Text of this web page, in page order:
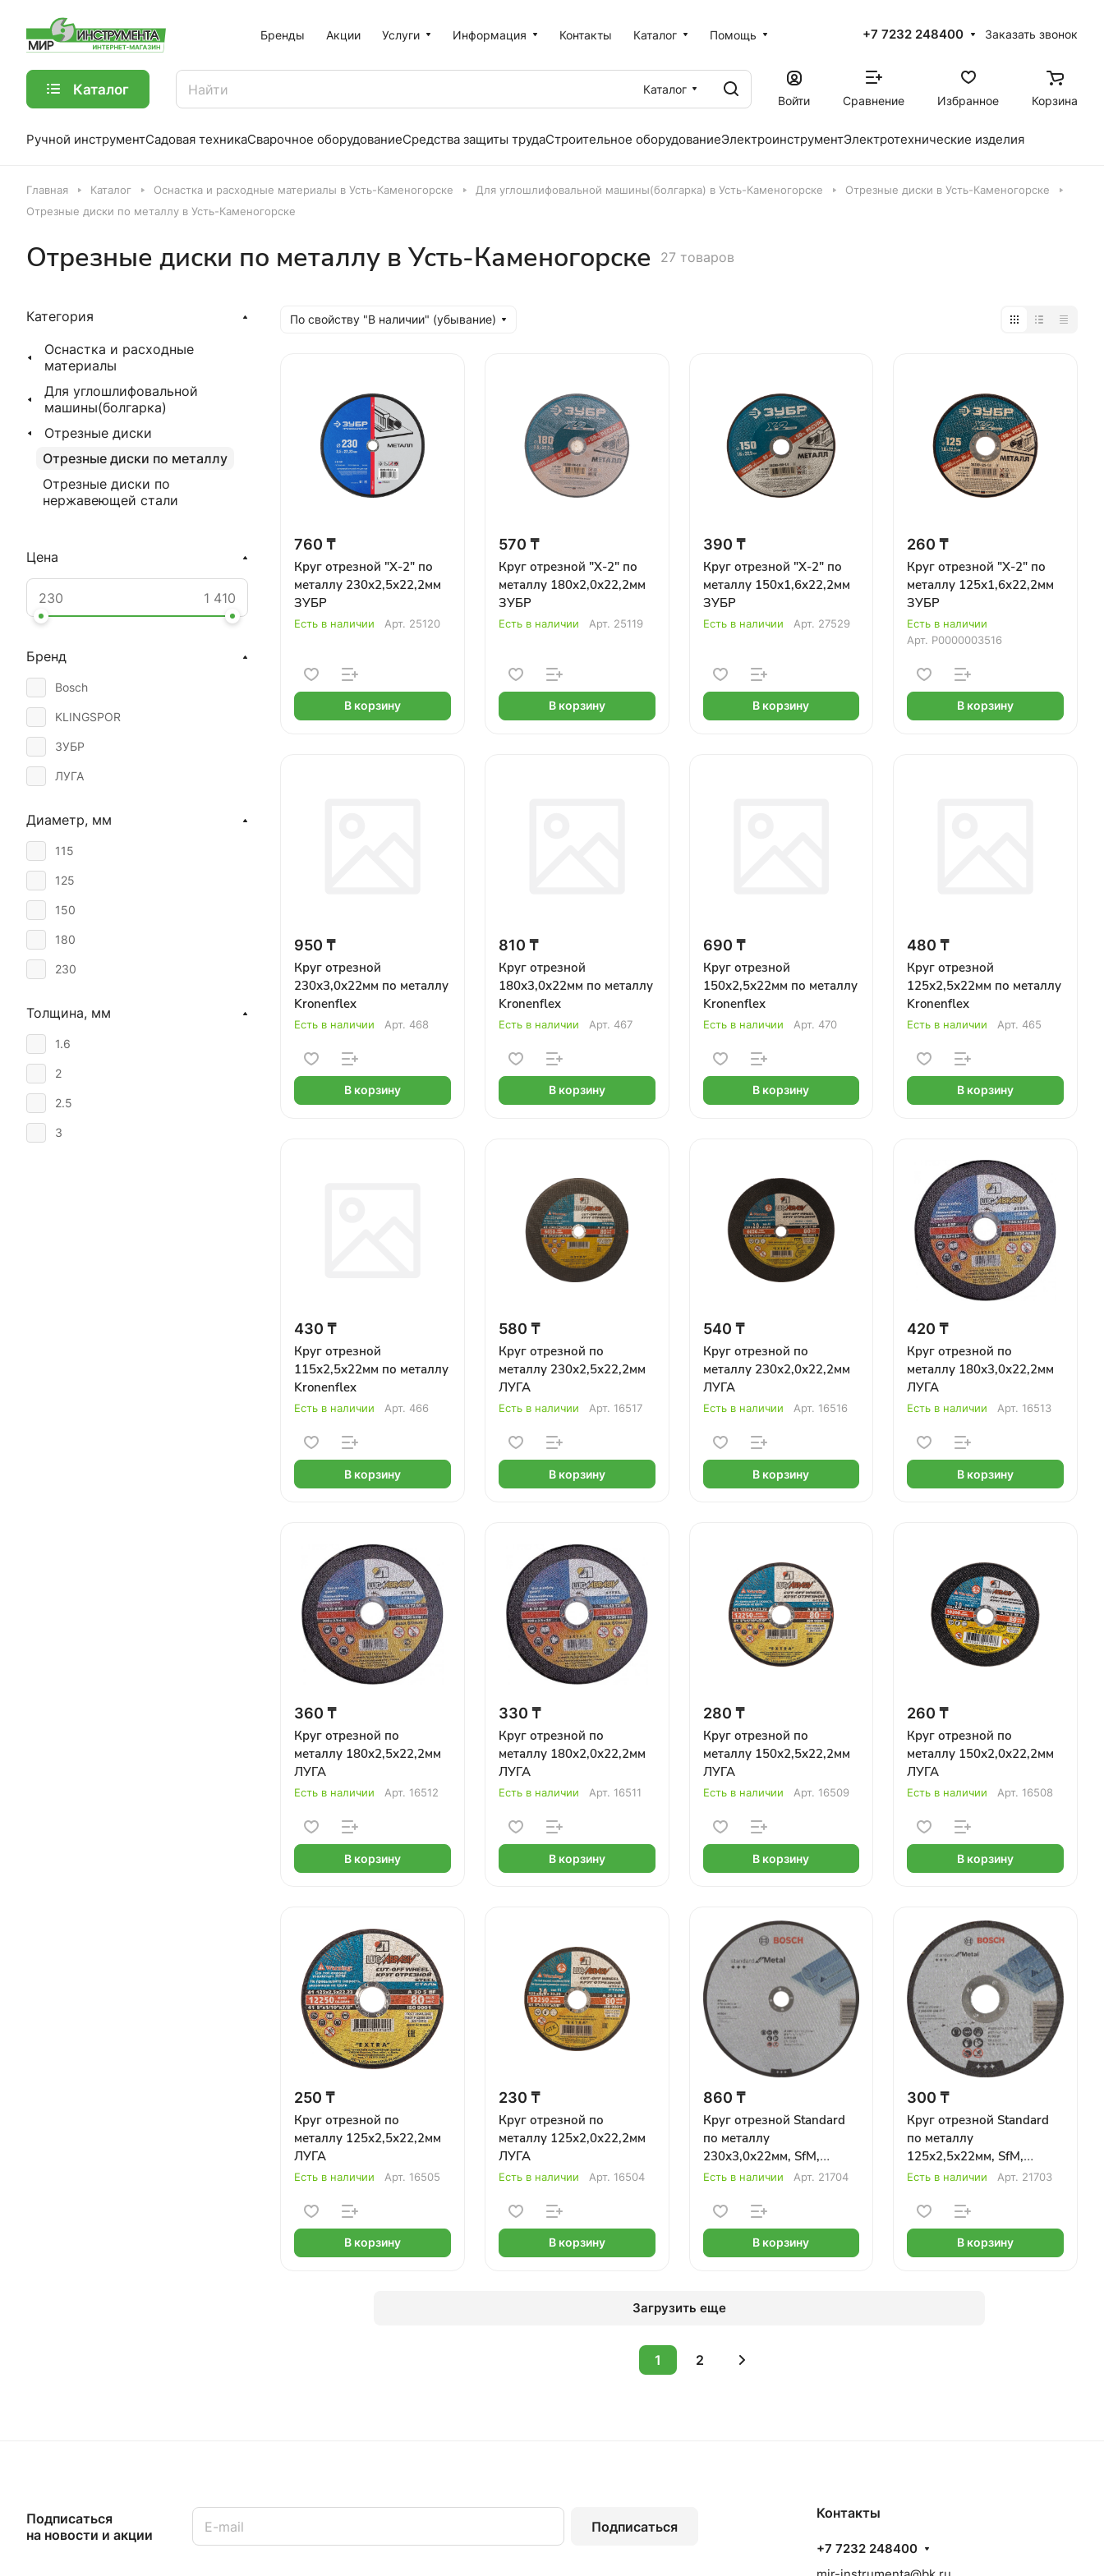
Бренды Акции Услуги Информация Контакты Каталог Помощь +7 7232 248400 Заказать звонок
Каталог
Каталог
Войти
Сравнение Избранное Корзина
Ручной инструментСадовая техникаСварочное оборудованиеСредства защиты трудаСтроительное оборудованиеЭлектроинструментЭлектротехнические изделия
Главная Каталог Оснастка и расходные материалы в Усть-Каменогорске Для углошлифовальной машины(болгарка) в Усть-Каменогорске
Отрезные диски в Усть-Каменогорске
Отрезные диски по металлу в Усть-Каменогорске
Отрезные диски по металлу в Усть-Каменогорске 27 товаров
По свойству "В наличии" (убывание)
760 ₸
Круг отрезной "Х-2" по
металлу 230х2,5х22,2мм
ЗУБР
Есть в наличии Арт. 25120
В корзину
570 ₸
Круг отрезной "Х-2" по
металлу 180х2,0х22,2мм
ЗУБР
Есть в наличии Арт. 25119
В корзину
390 ₸
Круг отрезной "Х-2" по
металлу 150х1,6х22,2мм
ЗУБР
Есть в наличии Арт. 27529
В корзину
260 ₸
Круг отрезной "Х-2" по
металлу 125х1,6х22,2мм
ЗУБР
Есть в наличии
Арт. Р0000003516
В корзину
950 ₸
Круг отрезной
230х3,0х22мм по металлу
Kronenflex
Есть в наличии Арт. 468
В корзину
810 ₸
Круг отрезной
180х3,0х22мм по металлу
Kronenflex
Есть в наличии Арт. 467
В корзину
690 ₸
Круг отрезной
150х2,5х22мм по металлу
Kronenflex
Есть в наличии Арт. 470
В корзину
480 ₸
Круг отрезной
125х2,5х22мм по металлу
Kronenflex
Есть в наличии Арт.465
В корзину
430 ₸
Круг отрезной
115х2,5х22мм по металлу
Kronenflex
Есть в наличии Арт. 466
В корзину
580 ₸
Круг отрезной по
металлу 230х2,5х22,2мм
ЛУГА
Есть в наличии Арт. 16517
В корзину
540 ₸
Круг отрезной по
металлу 230х2,0х22,2мм
ЛУГА
Есть в наличии Арт. 16516
В корзину
420 ₸
Круг отрезной по
металлу 180х3,0х22,2мм
ЛУГА
Есть в наличии Арт. 16513
В корзину
360 ₸
Круг отрезной по
металлу 180х2,5х22,2мм
ЛУГА
Есть в наличии Арт. 16512
В корзину
330 ₸
Круг отрезной по
металлу 180х2,0х22,2мм
ЛУГА
Есть в наличии Арт. 16511
В корзину
280 ₸
Круг отрезной по
металлу 150х2,5х22,2мм
ЛУГА
Есть в наличии Арт. 16509
В корзину
260 ₸
Круг отрезной по
металлу 150х2,0х22,2мм
ЛУГА
Есть в наличии Арт. 16508
В корзину
250 ₸
Круг отрезной по
металлу 125х2,5х22,2мм
ЛУГА
Есть в наличии Арт. 16505
В корзину
230 ₸
Круг отрезной по
металлу 125х2,0х22,2мм
ЛУГА
Есть в наличии Арт. 16504
В корзину
860 ₸
Круг отрезной Standard
по металлу
230х3,0х22мм, SfM,
прямой BOSCH
Есть в наличии Арт. 21704
В корзину
300 ₸
Круг отрезной Standard
по металлу
125х2,5х22мм, SfM,
прямой BOSCH
Есть в наличии Арт. 21703
В корзину
Загрузить еще
1 2
Категория
Оснастка и расходные
материалы
Для углошлифовальной
машины(болгарка)
Отрезные диски
Отрезные диски по металлу
Отрезные диски по
нержавеющей стали
Цена
Бренд
Bosch
KLINGSPOR
ЗУБР
ЛУГА
Диаметр, мм
115
125
150
180
230
Толщина, мм
1.6
2
2.5
3
Подписаться
на новости и акции
Подписаться
Контакты
+7 7232 248400